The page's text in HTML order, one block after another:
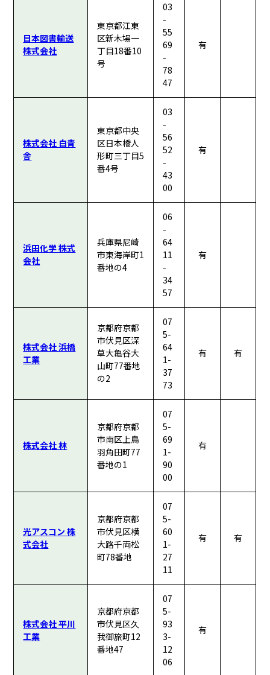
日本図書輸送
株式会社
東京都江東
区新木場一
丁目18番10
号
03
-
55
69
-
78
47
有
株式会社 白青
舎
東京都中央
区日本橋人
形町三丁目5
番4号
03
-
56
52
-
43
00
有
浜田化学 株式
会社
兵庫県尼崎
市東海岸町1
番地の4
06
-
64
11
-
34
57
有
株式会社 浜橋
工業
京都府京都
市伏見区深
草大亀谷大
山町77番地
の2
07
5-
64
1-
37
73
有 有
株式会社 林
京都府京都
市南区上鳥
羽角田町77
番地の1
07
5-
69
1-
90
00
有
光アスコン 株
式会社
京都府京都
市伏見区横
大路千両松
町78番地
07
5-
60
1-
27
11
有 有
株式会社 平川
工業
京都府京都
市伏見区久
我御旅町12
番地47
07
5-
93
3-
12
06
有